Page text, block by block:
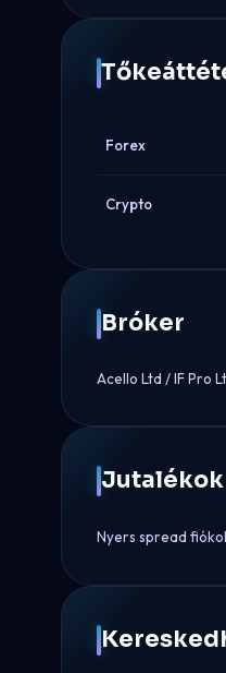
Forex
Crypto
Bróker
Acello Ltd / IF Pro
Jutalékok
Nyers spread